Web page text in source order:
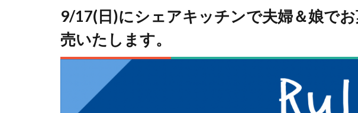
9/17(日)にシェアキッチンで夫婦＆娘で
売いたします。